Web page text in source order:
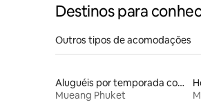
Destinos para
Outros tipos de acomodações
Aluguéis por temporada com sauna
Mueang Phuket